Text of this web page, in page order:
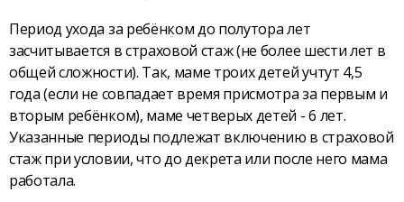
Период ухода за ребёнком до полутора лет
засчитывается в страховой стаж (не более шести лет в
общей сложности). Так, маме троих детей учтут 4,5
года (если не совпадает время присмотра за первым и
вторым ребёнком), маме четверых детей - 6 лет.
Указанные периоды подлежат включению в страховой
стаж при условии, что до декрета или после него мама
работала.